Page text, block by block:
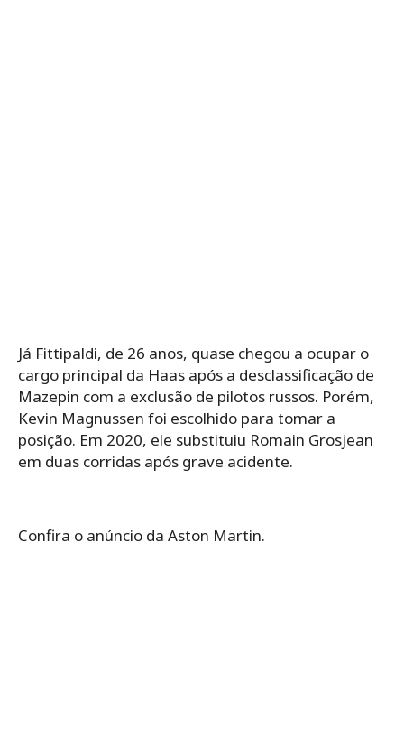
Já Fittipaldi, de 26 anos, quase chegou a ocupar o
cargo principal da Haas após a desclassificação de
Mazepin com a exclusão de pilotos russos. Porém,
Kevin Magnussen foi escolhido para tomar a
posição. Em 2020, ele substituiu Romain Grosjean
em duas corridas após grave acidente.
Confira o anúncio da Aston Martin.